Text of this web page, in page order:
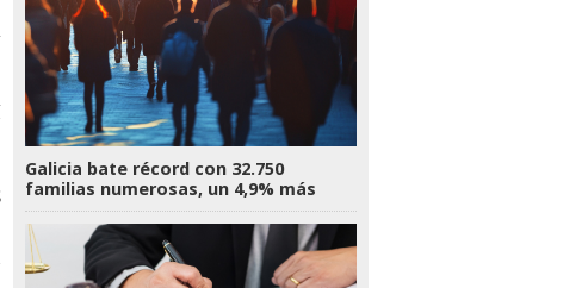
Galicia bate récord con 32.750
familias numerosas, un 4,9% más